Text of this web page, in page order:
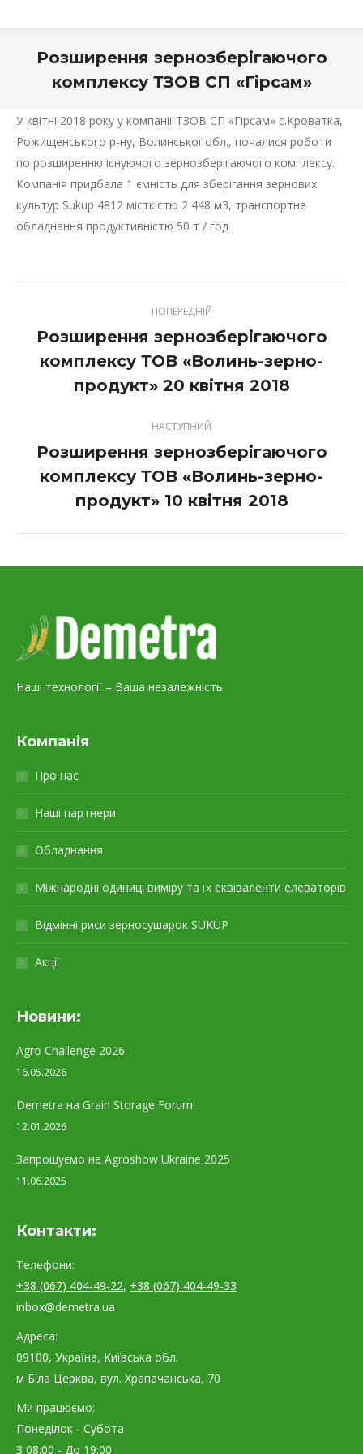
Розширення зернозберігаючого
комплексу ТЗОВ СП «Гірсам»
У квітні 2018 року у компанії ТЗОВ СП «Гірсам» с.Кроватка,
Рожищенського р-ну, Волинської обл., почалися роботи
по розширенню існуючого зернозберігаючого комплексу.
Компанія придбала 1 ємність для зберігання зернових
культур Sukup 4812 місткістю 2 448 м3, транспортне
обладнання продуктивністю 50 т / год
ПОПЕРЕДНІЙ
Previous
project:
Розширення зернозберігаючого
комплексу ТОВ «Волинь-зерно-
продукт» 20 квітня 2018
НАСТУПНИЙ
Next
project:
Розширення зернозберігаючого
комплексу ТОВ «Волинь-зерно-
продукт» 10 квітня 2018
Наші технології – Ваша незалежність
Компанія
Про нас
Наші партнери
Обладнання
Міжнародні одиниці виміру та їх еквіваленти елеваторів
Відмінні риси зерносушарок SUKUP
Акції
Новини:
Agro Challenge 2026
16.05.2026
Demetra на Grain Storage Forum!
12.01.2026
Запрошуємо на Agroshow Ukraine 2025
11.06.2025
Контакти:
Телефони:
+38 (067) 404-49-22, +38 (067) 404-49-33
inbox@demetra.ua
Адреса:
09100, Україна, Київська обл.
м Біла Церква, вул. Храпачанська, 70
Ми працюємо:
Понеділок - Субота
З 08:00 - До 19:00